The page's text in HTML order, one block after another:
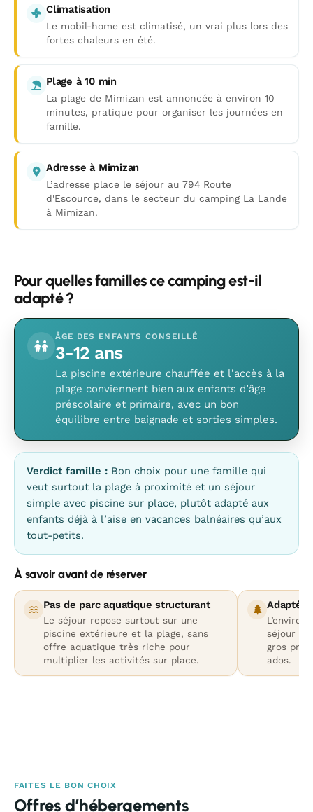
Climatisation
Le mobil-home est climatisé, un vrai plus lors des
fortes chaleurs en été.
Plage à 10 min
La plage de Mimizan est annoncée à environ 10
minutes, pratique pour organiser les journées en
famille.
Adresse à Mimizan
L’adresse place le séjour au 794 Route
d'Escource, dans le secteur du camping La Lande
à Mimizan.
Pour quelles familles ce camping est-il
adapté ?
ÂGE DES ENFANTS CONSEILLÉ
3-12 ans
La piscine extérieure chauffée et l’accès à la
plage conviennent bien aux enfants d’âge
préscolaire et primaire, avec un bon
équilibre entre baignade et sorties simples.
Verdict famille : Bon choix pour une famille qui
veut surtout la plage à proximité et un séjour
simple avec piscine sur place, plutôt adapté aux
enfants déjà à l’aise en vacances balnéaires qu’aux
tout-petits.
À savoir avant de réserver
Pas de parc aquatique structurant
Le séjour repose surtout sur une
piscine extérieure et la plage, sans
offre aquatique très riche pour
multiplier les activités sur place.
Adapté
séjour
gros
ados.
FAITES LE BON CHOIX
Offres d’hébergements